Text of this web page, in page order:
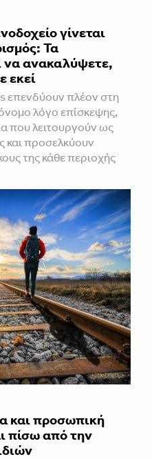
γίνεται
Τα
να ανακαλύψετε,
εκεί
επενδύουν πλέον στη
λόγο επίσκεψης,
που λειτουργούν ως
και προσελκύουν
της κάθε περιοχής
και προσωπική
πίσω από την